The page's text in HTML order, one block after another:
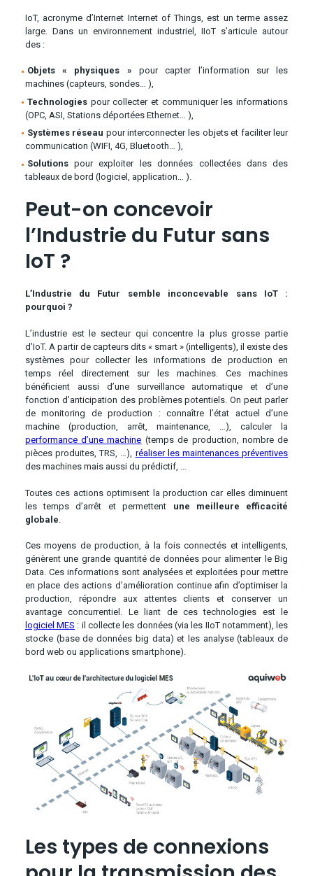
IoT, acronyme d’Internet Internet of Things, est un terme assez
large. Dans un environnement industriel, IIoT s’articule autour
des :
Objets « physiques » pour capter l’information sur les
machines (capteurs, sondes… ),
Technologiespour collecter et communiquer les informations
(OPC, ASI, Stations déportées Ethernet… ),
Systèmes réseau pour interconnecter les objets et faciliter leur
communication (WIFI, 4G, Bluetooth… ),
Solutionspour exploiter les données collectées dans des
tableaux de bord (logiciel, application… ).
Peut-on concevoir
l’Industrie du Futur sans
IoT ?
L’Industrie du Futur semble inconcevable sans IoT :
pourquoi ?
L’industrie est le secteur qui concentre la plus grosse partie
d’IoT. A partir de capteurs dits « smart » (intelligents), il existe des
systèmes pour collecter les informations de production en
temps réel directement sur les machines. Ces machines
bénéficient aussi d’une surveillance automatique et d’une
fonction d’anticipation des problèmes potentiels. On peut parler
de monitoring de production : connaître l’état actuel d’une
machine (production, arrêt, maintenance, …), calculer la
performance d’une machine (temps de production, nombre de
pièces produites, TRS, …), réaliser les maintenances préventives
des machines mais aussi du prédictif, …
Toutes ces actions optimisent la production car elles diminuent
les temps d’arrêt et permettent une meilleure efficacité
globale
Ces moyens de production, à la fois connectés et intelligents,
génèrent une grande quantité de données pour alimenter le Big
Data. Ces informations sont analysées et exploitées pour mettre
en place des actions d’amélioration continue afin d’optimiser la
production, répondre aux attentes clients et conserver un
avantage concurrentiel. Le liant de ces technologies est le
logiciel MES : il collecte les données (via les IIoT notamment), les
stocke (base de données big data) et les analyse (tableaux de
bord web ou applications smartphone).
Les types de connexions